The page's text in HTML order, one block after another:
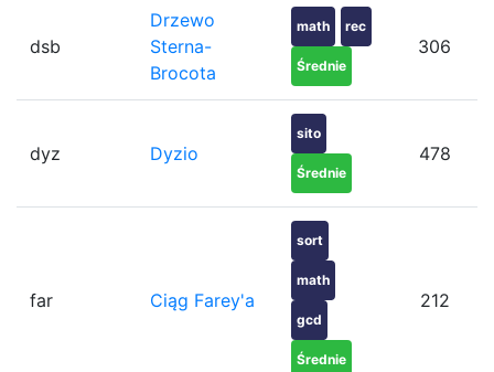
dsb
Drzewo
Sterna-
Brocota
math rec
Średnie
306
dyz Dyzio
sito
Średnie
478
far Ciąg Farey'a
sort
math
gcd
Średnie
212